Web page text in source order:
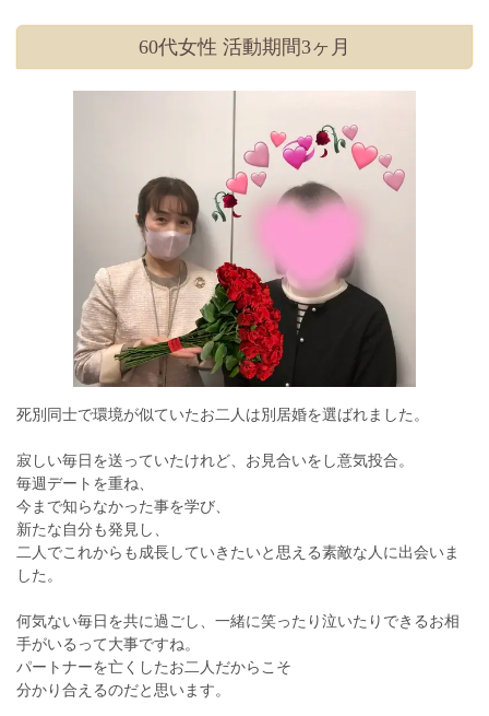
60代女性 活動期間3ヶ月
死別同士で環境が似ていたお二人は別居婚を選ばれました。
寂しい毎日を送っていたけれど、お見合いをし意気投合。
毎週デートを重ね、
今まで知らなかった事を学び、
新たな自分も発見し、
二人でこれからも成長していきたいと思える素敵な人に出会いま
した。
何気ない毎日を共に過ごし、一緒に笑ったり泣いたりできるお相
手がいるって大事ですね。
パートナーを亡くしたお二人だからこそ
分かり合えるのだと思います。